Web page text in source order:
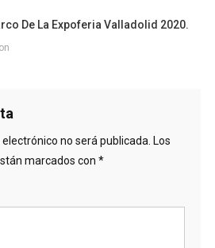
De La Expoferia Valladolid 2020.
no será publicada. Los
marcados con *